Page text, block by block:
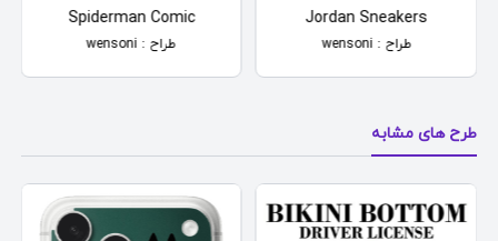
Jordan
Spiderman Comic
Weed
طرح های مشابه